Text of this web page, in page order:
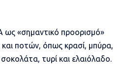
ως «σημαντικό προορισμό»
ποτών, όπως κρασί, μπύρα,
τυρί και ελαιόλαδο.